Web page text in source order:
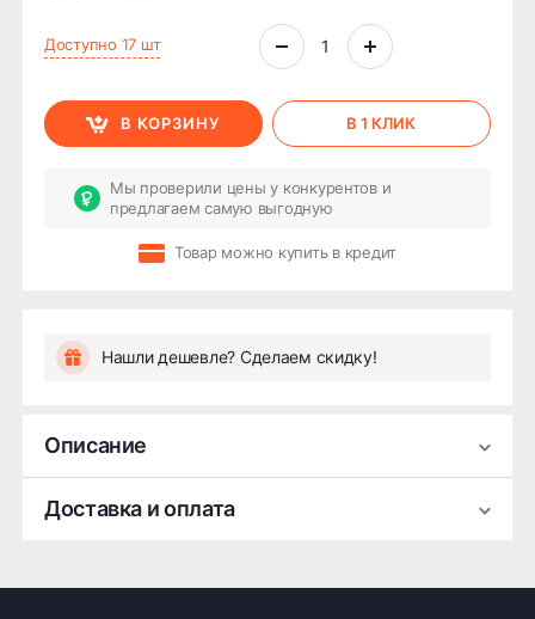
Нашли дешевле? Сделаем скидку!
Доступно 17 шт
В КОРЗИНУ В 1 КЛИК
Мы проверили цены у конкурентов и
предлагаем самую выгодную
Товар можно купить в кредит
Описание
Трос буксировочный лента General Technologies
Доставка и оплата